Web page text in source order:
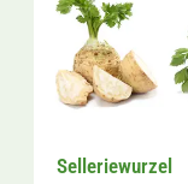
Selleriewurzel